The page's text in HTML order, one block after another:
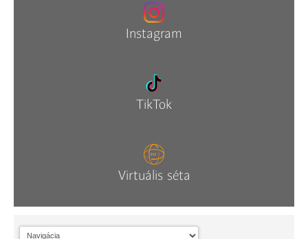
Instagram
TikTok
Virtuális séta